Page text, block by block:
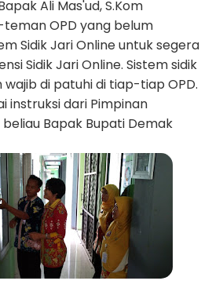
Ali Mas'ud, S.Kom
OPD yang belum
Sidik Jari Online untuk segera
Sidik Jari Online. Sistem sidik
wajib di patuhi di tiap-tiap OPD.
instruksi dari Pimpinan
Bapak Bupati Demak